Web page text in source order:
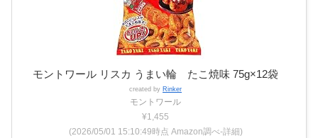
モントワール リスカ うまい輪 たこ焼味 75g×12袋
created by Rinker
モントワール
¥1,455
(2026/05/01 15:10:49時点 Amazon調べ-詳細)